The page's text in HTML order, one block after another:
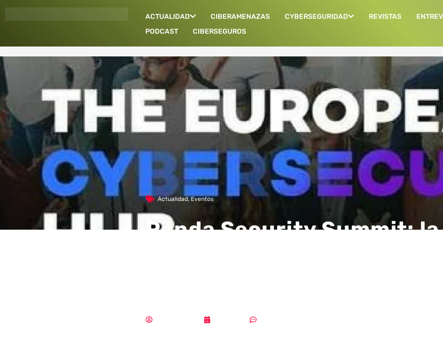
ACTUALIDAD CIBERAMENAZAS CYBERSEGURIDAD REVISTAS
PODCAST
CIBERSEGUROS
Actualidad,Eventos
Panda Security Summit: la